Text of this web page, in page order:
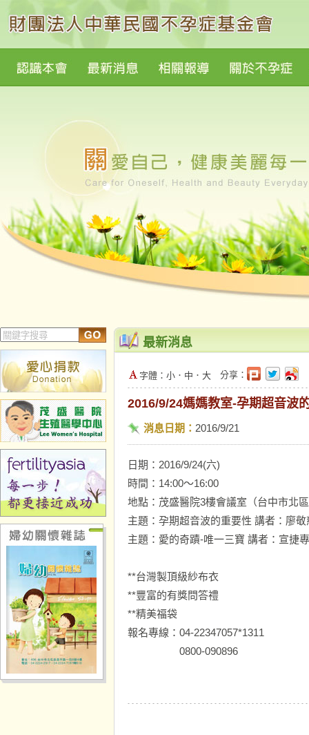
最新消息
字體： 小 ． 中 ． 大 分享：
2016/9/24媽媽教室-孕期超音波
消息日期： 2016/9/21
日期：2016/9/24(六)
時間：14:00～16:00
地點：茂盛醫院3樓會議室（台中市北
主題：孕期超音波的重要性 講者：廖敬
主題：愛的奇蹟-唯一三寶 講者：宣捷
**台灣製頂級紗布衣
**豐富的有獎問答禮
**精美福袋
報名專線：04-22347057*1311
0800-090896